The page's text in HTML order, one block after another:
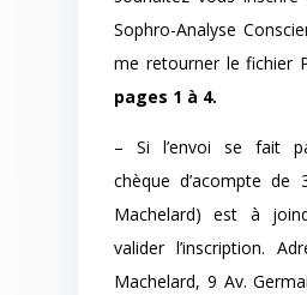
Sophro-Analyse
me retourner le fichier
pages 1 à 4.
– Si l’envoi se fait
chèque d’acompte de
Machelard) est à
valider l’inscription.
Machelard, 9 Av.